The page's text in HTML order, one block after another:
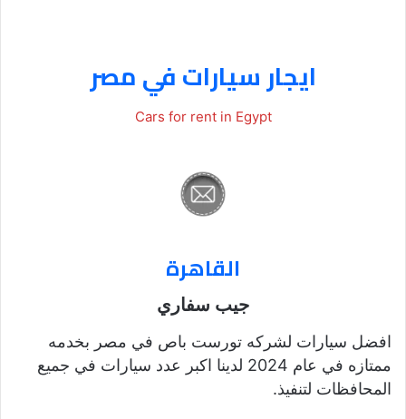
ايجار سيارات في مصر
Cars for rent in Egypt
القاهرة
جيب سفاري
افضل سيارات لشركه تورست باص في مصر بخدمه
ممتازه في عام 2024 لدينا اكبر عدد سيارات في جميع
المحافظات لتنفيذ.